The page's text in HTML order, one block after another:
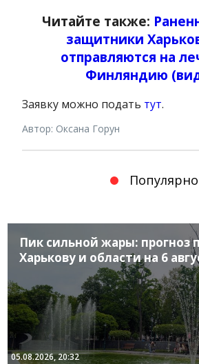
Читайте также:
защитники
отправляются на
Финляндию
Заявку можно подать тут.
Автор: Оксана Горун
Популярно
Пик сильной жары: прогноз
Харькову и области на 6
05.08.2026, 20:32